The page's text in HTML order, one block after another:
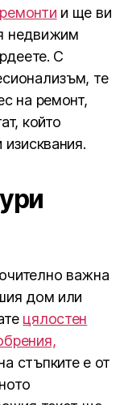
и ще ви
недвижим
С
те
на ремонт,
който
важна
дом или
цялостен
стъпките е от